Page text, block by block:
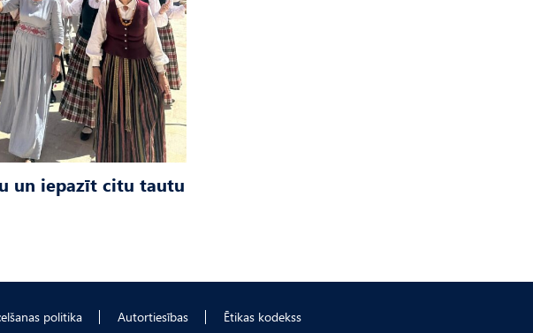
un iepazīt citu tautu
politika Autortiesības Ētikas kodekss